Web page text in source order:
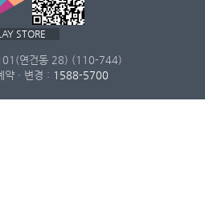
STORE
연건동 28) (110-744)
약ㆍ변경 : 1588-5700